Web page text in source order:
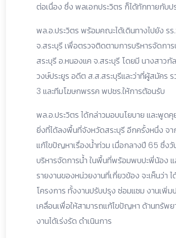
ต่อเนื่อง ซึ่ง พลเอกประวิตร ก็ได้ทักทายกับป
พล.อ.ประวิตร พร้อมคณะได้เดินทางไปยัง ร
จ.สระบุรี เพื่อตรวจติดตามการบริหารจัดก
สระบุรี อ.หนองแค จ.สระบุรี โดยมี นางสาว
วงษ์ประยูร อดีต ส.ส.สระบุรีและว่าที่ผู้สมัค
3 และทีมโฆษกพรรค พปชร.ให้การต้อนรับ
พล.อ.ประวิตร ได้กล่าวมอบนโยบาย และพูด
ยิ่งที่ได้ลงพื้นที่จังหวัดสระบุรี อีกครั้งหนึ่ง จา
แก้ไขปัญหาเรื่องน้ำท่วม เมื่อกลางปี 65 ซึ่ง
บริหารจัดการน้ำ ในพื้นที่พร้อมพบปะพี่น้อง แ
รายงานของหน่วยงานที่เกี่ยวข้อง จะเห็นว่า
โครงการ ทั้งงานปรับปรุง ซ่อมแซม งานเพิ่
เคลื่อนเพื่อให้สามารถแก้ไขปัญหา ด้านทรัพ
งานได้เร่งรัด ดำเนินการ